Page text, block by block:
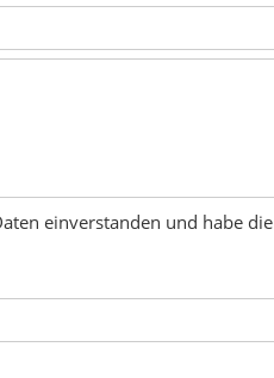
einverstanden und habe die